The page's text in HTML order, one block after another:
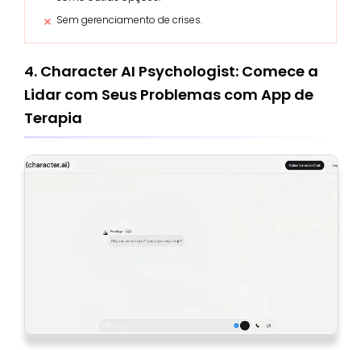
Sem gerenciamento de crises.
4. Character AI Psychologist: Comece a
Lidar com Seus Problemas com App de
Terapia